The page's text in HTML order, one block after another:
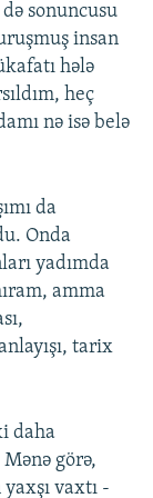
sonuncusu
insan
hələ
heç
nə isə belə
da
Onda
yadımda
amma
tarix
daha
görə,
vaxtı -